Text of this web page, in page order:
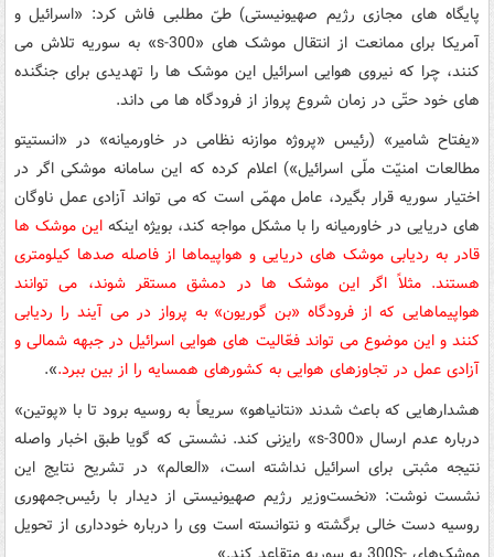
پایگاه های مجازی رژیم صهیونیستی) طیّ مطلبی فاش کرد: «اسرائیل و
آمریکا برای ممانعت از انتقال موشک های «s-300» به سوریه تلاش می
کنند، چرا که نیروی هوایی اسرائیل این موشک ها را تهدیدی برای جنگنده
های خود حتّی در زمان شروع پرواز از فرودگاه ها می داند.
«یفتاح شامیر» (رئیس «پروژه موازنه نظامی در خاورمیانه» در «انستیتو
مطالعات امنیّت ملّی اسرائیل») اعلام کرده که این سامانه موشکی اگر در
اختیار سوریه قرار بگیرد، عامل مهمّی است که می تواند آزادی عمل ناوگان
های دریایی در خاورمیانه را با مشکل مواجه کند، بویژه اینکه این موشک ها
قادر به ردیابی موشک های دریایی و هواپیماها از فاصله‌ صدها کیلومتری
هستند. مثلاً اگر این موشک ها در دمشق مستقر شوند، می توانند
هواپیماهایی که از فرودگاه «بن گوریون» به پرواز در می آیند را ردیابی
کنند و این موضوع می تواند فعّالیت های هوایی اسرائیل در جبهه شمالی و
آزادی عمل در تجاوزهای هوایی به کشورهای همسایه را از بین ببرد.».
هشدارهایی که باعث شدند «نتانیاهو» سریعاً به روسیه برود تا با «پوتین»
درباره عدم ارسال «s-300» رایزنی کند. نشستی که گویا طبق اخبار واصله
نتیجه مثبتی برای اسرائیل نداشته است، «العالم» در تشریح نتایج این
نشست نوشت: «نخست‌وزیر رژیم صهیونیستی از دیدار با رئیس‌جمهوری
روسیه دست خالی برگشته و نتوانسته است وی را درباره خودداری از تحویل